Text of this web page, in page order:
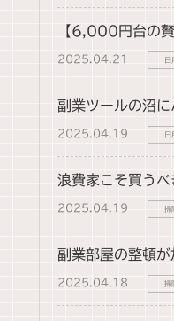
【6,000円台の
2025.04.21 日
副業ツールの沼
2025.04.19 日
浪費家こそ買う
2025.04.19 掃
副業部屋の整頓
2025.04.18 掃